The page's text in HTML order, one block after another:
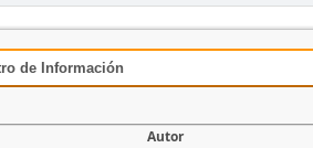
de Información
Autor